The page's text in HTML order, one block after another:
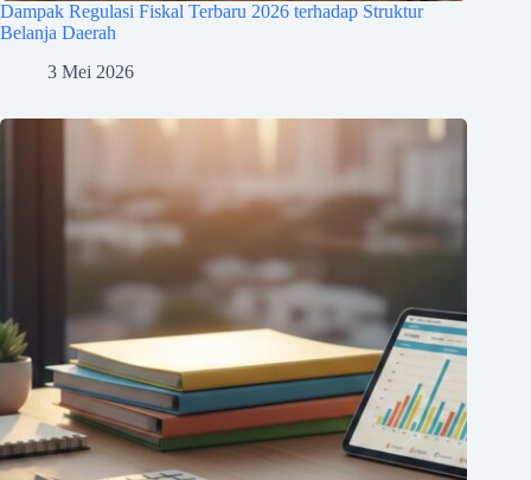
Dampak Regulasi Fiskal Terbaru 2026 terhadap Struktur
Belanja Daerah
3 Mei 2026